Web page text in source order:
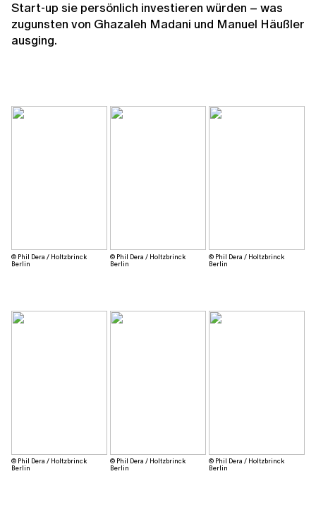
Start-up sie persönlich investieren würden – was
zugunsten von Ghazaleh Madani und Manuel Häußler
ausging.
© Phil Dera / Holtzbrinck
Berlin
© Phil Dera / Holtzbrinck
Berlin
© Phil Dera / Holtzbrinck
Berlin
© Phil Dera / Holtzbrinck
Berlin
© Phil Dera / Holtzbrinck
Berlin
© Phil Dera / Holtzbrinck
Berlin